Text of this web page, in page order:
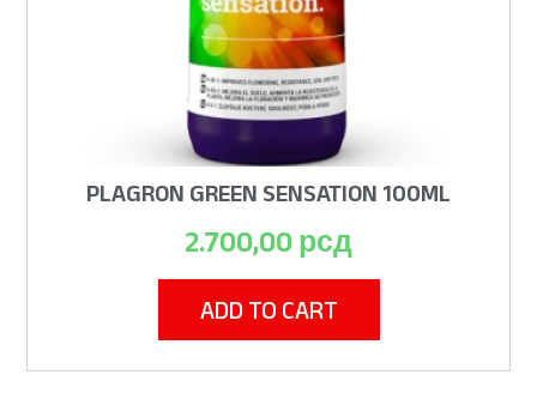
PLAGRON GREEN SENSATION 100ML
2.700,00 рсд
ADD TO CART